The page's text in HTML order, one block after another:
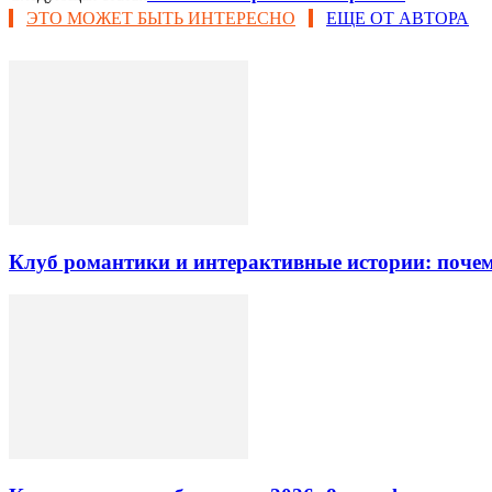
ЭТО МОЖЕТ БЫТЬ ИНТЕРЕСНО
ЕЩЕ ОТ АВТОРА
Клуб романтики и интерактивные истории: